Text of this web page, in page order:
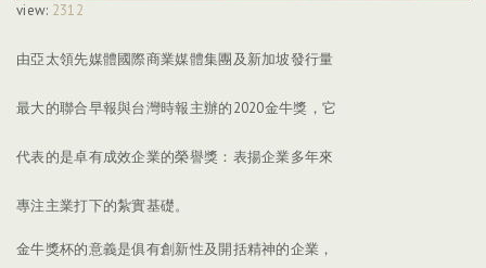
view: 2312
由亞太領先媒體國際商業媒體集團及新加坡發行量
最大的聯合早報與台灣時報主辦的2020金牛獎，它
代表的是卓有成效企業的榮譽獎：表揚企業多年來
專注主業打下的紮實基礎。
金牛獎杯的意義是俱有創新性及開括精神的企業，